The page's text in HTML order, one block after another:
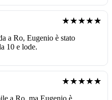
★★★★★
a Ro, Eugenio è stato
10 e lode.
★★★★★
a Ro, ma Eugenio è